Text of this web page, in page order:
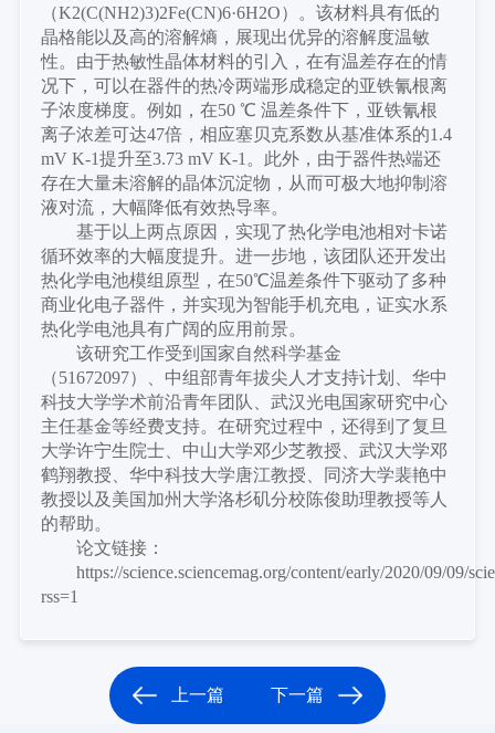
（K2(C(NH2)3)2Fe(CN)6·6H2O）。该材料具有低的
晶格能以及高的溶解熵，展现出优异的溶解度温敏
性。由于热敏性晶体材料的引入，在有温差存在的情
况下，可以在器件的热冷两端形成稳定的亚铁氰根离
子浓度梯度。例如，在50 ℃ 温差条件下，亚铁氰根
离子浓差可达47倍，相应塞贝克系数从基准体系的1.4
mV K-1提升至3.73 mV K-1。此外，由于器件热端还
存在大量未溶解的晶体沉淀物，从而可极大地抑制溶
液对流，大幅降低有效热导率。
基于以上两点原因，实现了热化学电池相对卡诺
循环效率的大幅度提升。进一步地，该团队还开发出
热化学电池模组原型，在50℃温差条件下驱动了多种
商业化电子器件，并实现为智能手机充电，证实水系
热化学电池具有广阔的应用前景。
该研究工作受到国家自然科学基金
（51672097）、中组部青年拔尖人才支持计划、华中
科技大学学术前沿青年团队、武汉光电国家研究中心
主任基金等经费支持。在研究过程中，还得到了复旦
大学许宁生院士、中山大学邓少芝教授、武汉大学邓
鹤翔教授、华中科技大学唐江教授、同济大学裴艳中
教授以及美国加州大学洛杉矶分校陈俊助理教授等人
的帮助。
论文链接：
https://science.sciencemag.org/content/early/2020/09/09/
rss=1
上一篇 下一篇